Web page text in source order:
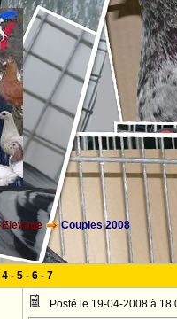
Elevage Couples 2008
4- 5- 6- 7
Posté le 19-04-2008 à